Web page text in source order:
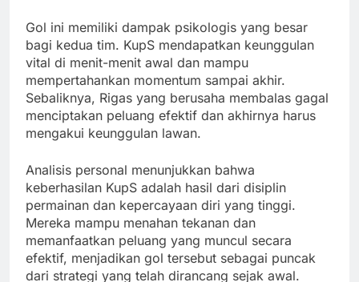
Gol ini memiliki dampak psikologis yang besar
bagi kedua tim. KupS mendapatkan keunggulan
vital di menit-menit awal dan mampu
mempertahankan momentum sampai akhir.
Sebaliknya, Rigas yang berusaha membalas gagal
menciptakan peluang efektif dan akhirnya harus
mengakui keunggulan lawan.
Analisis personal menunjukkan bahwa
keberhasilan KupS adalah hasil dari disiplin
permainan dan kepercayaan diri yang tinggi.
Mereka mampu menahan tekanan dan
memanfaatkan peluang yang muncul secara
efektif, menjadikan gol tersebut sebagai puncak
dari strategi yang telah dirancang sejak awal.